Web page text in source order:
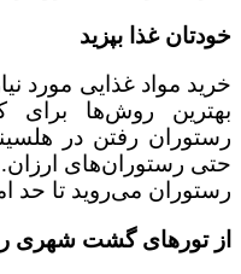
خودتان غذا بپزید
خرید مواد غذایی مورد
بهترین روش‌ها
رستوران رفتن در
حتی رستوران‌های ارزان.
رستوران می‌روید تا حد
از تورهای گشت شهری